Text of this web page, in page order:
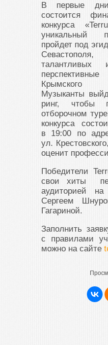
В первые
состоится
конкурса
уникальный
пройдет под
талантливых
Крымского
Музыканты
ринг, чтобы
отборочном
конкурса
в 19:00 по
ул.
оценит
Победители
свои хиты
аудиторией
Сергеем
Гагариной.
Заполнить
с правилами
можно на сайте